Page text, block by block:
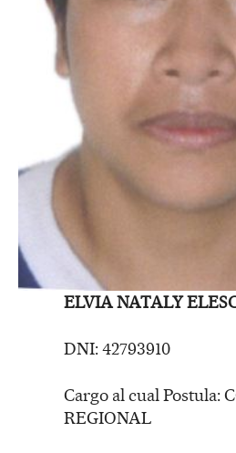
ELVIA NATALY
DNI: 42793910
Cargo al cual Postula:
REGIONAL